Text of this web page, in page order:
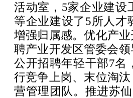
活动室，5家企业建设
等企业建设了5所人才
增强归属感。优化产
聘产业开发区管委会
公开招聘年轻干部7名
行竞争上岗、末位淘
营管理团队。推进苏